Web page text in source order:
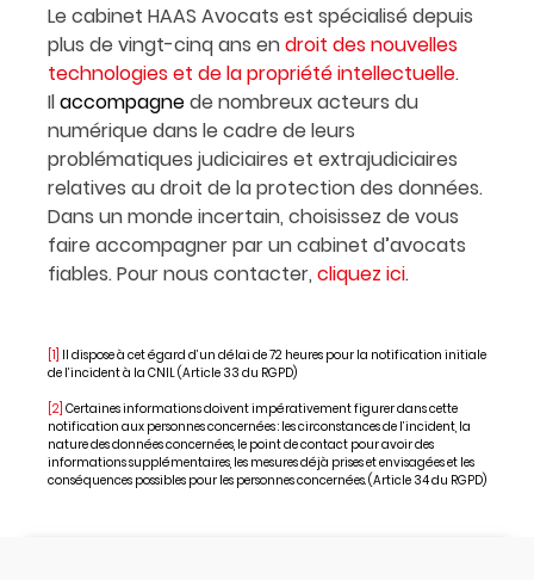
Le cabinet HAAS Avocats est spécialisé depuis
plus de vingt-cinq ans endroit des nouvelles
technologies et de la propriété intellectuelle.
Ilaccompagnede nombreux acteurs du
numérique dans le cadre de leurs
problématiques judiciaires et extrajudiciaires
relatives au droit de la protection des données.
Dans un monde incertain, choisissez de vous
faire accompagner par un cabinet d’avocats
fiables. Pour nous contacter, cliquez ici.
[1] Il dispose à cet égard d’un délai de 72 heures pour la notification initiale
de l’incident à la CNIL (Article 33 du RGPD)
[2] Certaines informations doivent impérativement figurer dans cette
notification aux personnes concernées : les circonstances de l’incident, la
nature des données concernées, le point de contact pour avoir des
informations supplémentaires, les mesures déjà prises et envisagées et les
conséquences possibles pour les personnes concernées. (Article 34 du RGPD)